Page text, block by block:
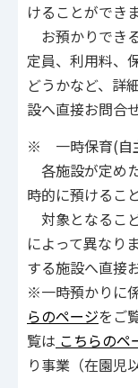
けることができ
お預かりでき
定員、利用料、
どうかなど、詳
設へ直接お問合
※ 一時保育(自
各施設が定め
時的に預けるこ
対象となるこ
によって異なり
する施設へ直接
※一時預かりに
らのページをご
覧は こちらのペ
り事業（在園児